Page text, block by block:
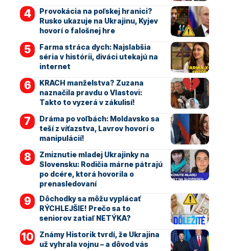
Provokácia na poľskej hranici?
Rusko ukazuje na Ukrajinu, Kyjev
hovorí o falošnej hre
Farma stráca dych: Najslabšia
séria v histórii, diváci utekajú na
internet
KRACH manželstva? Zuzana
naznačila pravdu o Vlastovi:
Takto to vyzerá v zákulisí!
Dráma po voľbách: Moldavsko sa
teší z víťazstva, Lavrov hovorí o
manipulácií!
Zmiznutie mladej Ukrajinky na
Slovensku: Rodičia márne pátrajú
po dcére, ktorá hovorila o
prenasledovaní
Dôchodky sa môžu vyplácať
RÝCHLEJŠIE! Prečo sa to
seniorov zatiaľ NETÝKA?
Známy Historik tvrdí, že Ukrajina
už vyhrala vojnu – a dôvod vás